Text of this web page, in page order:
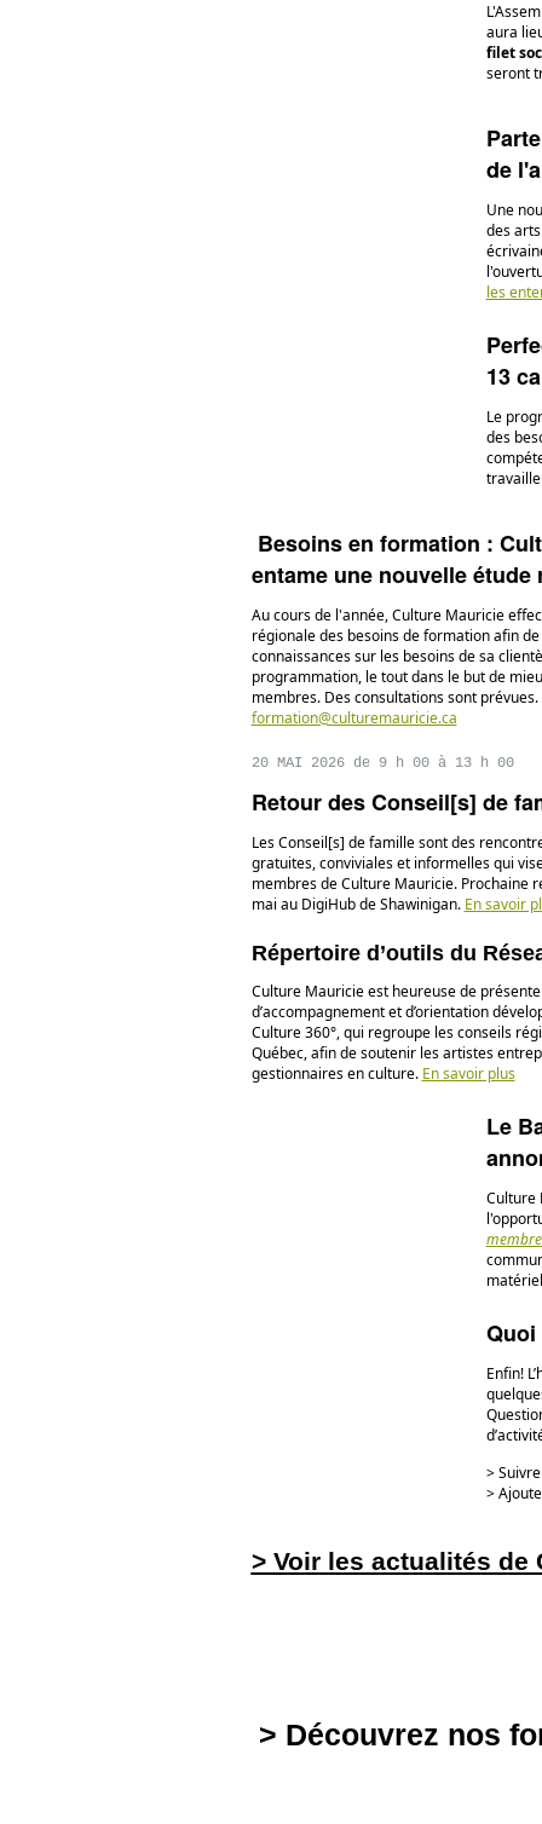
aura
filet
seront
de
Une
des
les
13
Le
des
Besoins en formation :
entame une nouvelle étude
Au cours de l'année, Culture Mauricie
régionale des besoins de formation afin
connaissances sur les besoins de sa
programmation, le tout dans le but de
membres. Des consultations sont
formation@culturemauricie.ca
20 MAI 2026 de 9 h 00 à 13 h 00
Retour des Conseil[s] de
Les Conseil[s] de famille sont des
gratuites, conviviales et informelles qui
membres de Culture Mauricie. Prochaine
mai au DigiHub de Shawinigan. En savoir
Répertoire d’outils du
Culture Mauricie est heureuse de
d’accompagnement et d’orientation
Culture 360°, qui regroupe les conseils
Québec, afin de soutenir les artistes
gestionnaires en culture. En savoir plus
Le
Culture
Quoi
Enfin!
>
>
> Voir les actualités de
> Découvrez nos